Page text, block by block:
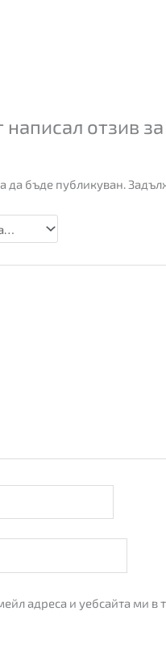
отзив
да бъде публикуван.
адреса и уебсайта ми в